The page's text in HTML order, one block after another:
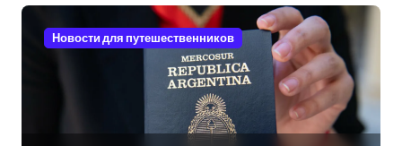
Новости для путешественников